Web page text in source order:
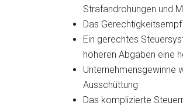
Strafandrohungen und
Das
Ein gerechtes
höheren Abgaben eine
Unternehmensgewinne
Ausschüttung
Das komplizierte